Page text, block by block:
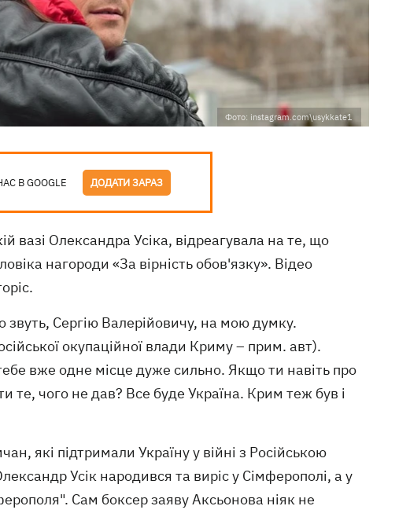
Фото: instagram.com\usykkate1
В GOOGLE ДОДАТИ ЗАРАЗ
вазі Олександра Усіка, відреагувала на те, що
нагороди «За вірність обов'язку». Відео
звуть, Сергію Валерійовичу, на мою думку.
окупаційної влади Криму – прим. авт).
вже одне місце дуже сильно. Якщо ти навіть про
те, чого не дав? Все буде Україна. Крим теж був і
які підтримали Україну у війні з Російською
Усік народився та виріс у Сімферополі, а у
Сам боксер заяву Аксьонова ніяк не